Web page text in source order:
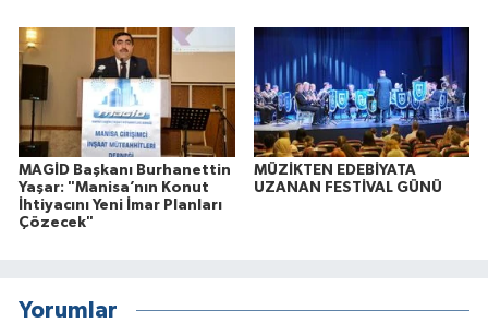
MAGİD Başkanı Burhanettin
Yaşar: "Manisa’nın Konut
İhtiyacını Yeni İmar Planları
Çözecek"
MÜZİKTEN EDEBİYATA
UZANAN FESTİVAL GÜNÜ
Yorumlar